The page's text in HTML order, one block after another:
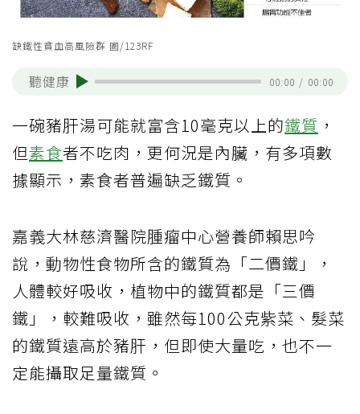
缺鐵性貧血高風險群 圖/123RF
聽健康 00:00 / 00:00
一碗豬肝湯可能就富含10毫克以上的鐵質 ，
但素食者不吃肉，更何況是內臟，有多項數
據顯示，素食者普遍缺乏鐵質。
嘉義大林慈濟醫院腫瘤中心營養師賴思吟
說，動物性食物所含的鐵質為「二價鐵」，
人體較好吸收，植物中的鐵質都是「三價
鐵」，較難吸收，雖然每100公克紫菜、髮菜
的鐵質遠高於豬肝，但即使大量吃，也不一
定能攝取足量鐵質。